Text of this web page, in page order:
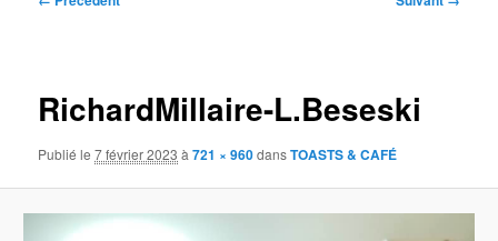
RichardMillaire-L.Beseski
Publié le7 février 2023 à721 × 960dansTOASTS & CAFÉ